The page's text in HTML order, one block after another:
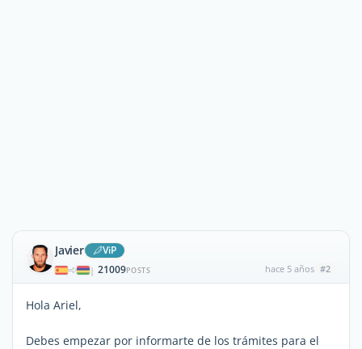
Javier ViP
| 21009POSTS hace 5 años #2
Hola Ariel,
Debes empezar por informarte de los trámites para el